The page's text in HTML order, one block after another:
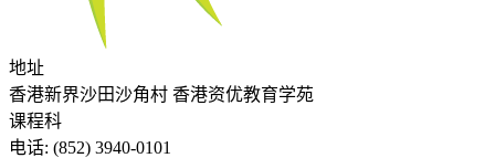
地址
香港新界沙田沙角村 香港资优教育学苑
课程科
电话: (852) 3940-0101